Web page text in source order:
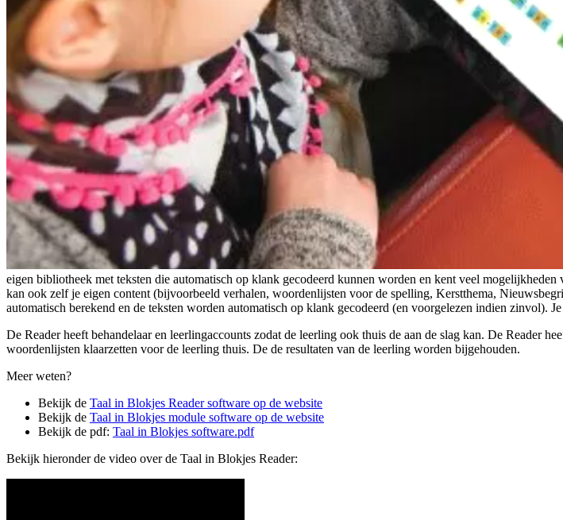
eigen bibliotheek met teksten die automatisch op klank gecodeerd kunnen worden en kent veel
kan ook zelf je eigen content (bijvoorbeeld verhalen, woordenlijsten voor de spelling, Kerstthema,
automatisch berekend en de teksten worden automatisch op klank gecodeerd (en voorgelezen indien zinvol).
De Reader heeft behandelaar en leerlingaccounts zodat de leerling ook thuis de aan de slag kan. De Reader
woordenlijsten klaarzetten voor de leerling thuis. De de resultaten van de leerling worden bijgehouden.
Meer weten?
Bekijk de Taal in Blokjes Reader software op de website
Bekijk de Taal in Blokjes module software op de website
Bekijk de pdf: Taal in Blokjes software.pdf
Bekijk hieronder de video over de Taal in Blokjes Reader: